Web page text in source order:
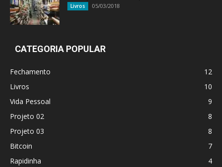
Livros 05/03/2018
CATEGORIA POPULAR
Fechamento
12
Livros
10
Vida Pessoal
9
Projeto 02
8
Projeto 03
8
Bitcoin
7
Rapidinha
4